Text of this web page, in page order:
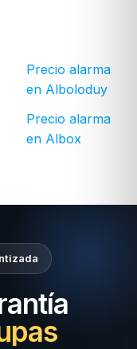
Precio alarma
en Alboloduy
Precio alarma
en Albox